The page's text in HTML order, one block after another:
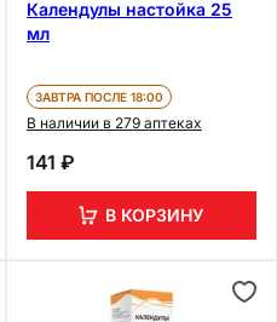
Календулы настойка 25
мл
ЗАВТРА ПОСЛЕ 18:00
В наличии в 279 аптеках
141 ₽
В КОРЗИНУ